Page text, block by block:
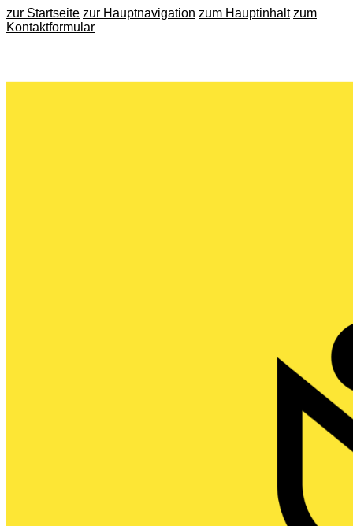
zur Startseite zur Hauptnavigation zum Hauptinhalt zum
Kontaktformular